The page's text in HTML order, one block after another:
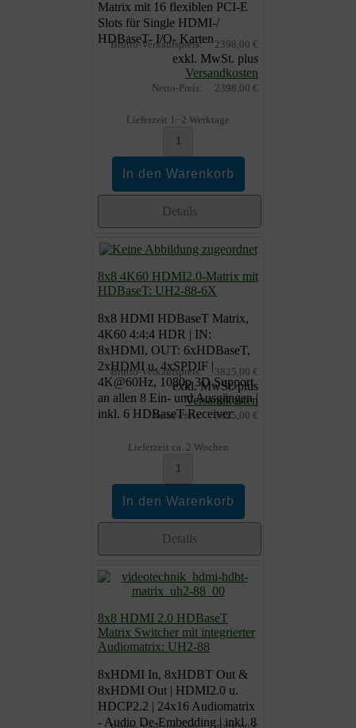
Matrix mit 16 flexiblen PCI-E
Slots für Single HDMI-/
HDBaseT- I/O- Karten
Brutto-Verkaufspreis: 2398,00 €
exkl. MwSt. plus
Versandkosten
Netto-Preis: 2398,00 €
Lieferzeit 1−2 Werktage
Details
8x8 4K60 HDMI2.0-Matrix mit
HDBaseT: UH2-88-6X
8x8 HDMI HDBaseT Matrix,
4K60 4:4:4 HDR | IN:
8xHDMI, OUT: 6xHDBaseT,
2xHDMI u. 4xSPDIF |
4K@60Hz, 1080p 3D Support
an allen 8 Ein- und Ausgängen |
inkl. 6 HDBaseT Receiver
Brutto-Verkaufspreis: 3825,00 €
exkl. MwSt. plus
Versandkosten
Netto-Preis: 3825,00 €
Lieferzeit ca. 2 Wochen
Details
8x8 HDMI 2.0 HDBaseT
Matrix Switcher mit integrierter
Audiomatrix: UH2-88
8xHDMI In, 8xHDBT Out &
8xHDMI Out | HDMI2.0 u.
HDCP2.2 | 24x16 Audiomatrix
- Audio De-Embedding | inkl. 8